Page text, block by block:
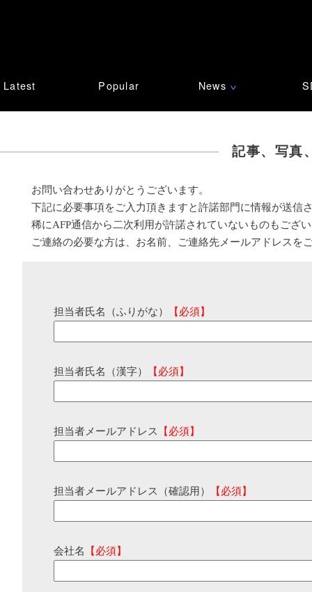
Latest Popular News ∨
記事、写真
お問い合わせありがとうございます。
下記に必要事項をご入力頂きますと許諾部門に情報が送信
稀にAFP通信から二次利用が許諾されていないものもござ
ご連絡の必要な方は、お名前、ご連絡先メールアドレスを
担当者氏名（ふりがな） 【必須】
担当者氏名（漢字） 【必須】
担当者メールアドレス 【必須】
担当者メールアドレス（確認用） 【必須】
会社名 【必須】